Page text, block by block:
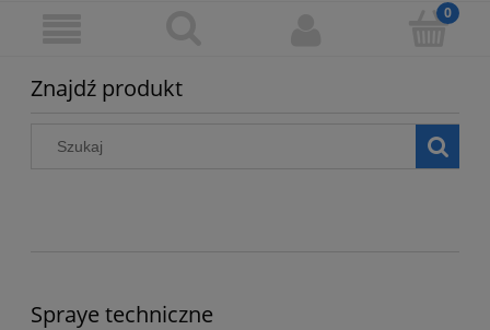
Znajdź produkt
Spraye techniczne